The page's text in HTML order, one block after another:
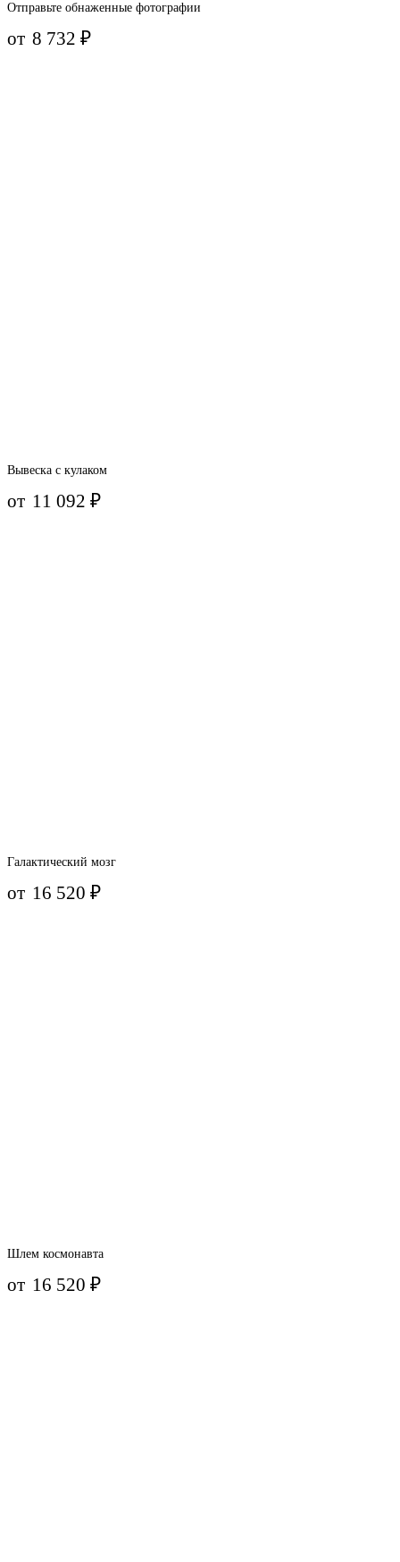
Отправьте обнаженные фотографии
от 8 732₽
Вывеска с кулаком
от 11 092₽
Галактический мозг
от 16 520₽
Шлем космонавта
от 16 520₽